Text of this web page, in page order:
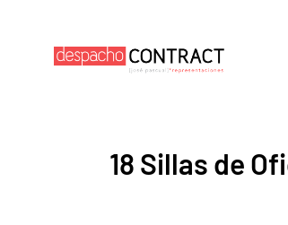
18 Sillas de